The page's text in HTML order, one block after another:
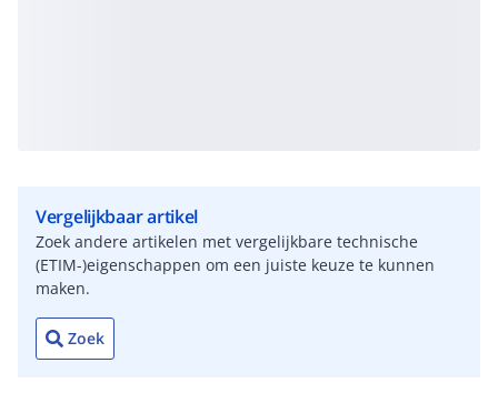
Vergelijkbaar artikel
Zoek andere artikelen met vergelijkbare technische
(ETIM-)eigenschappen om een juiste keuze te kunnen
maken.
Zoek